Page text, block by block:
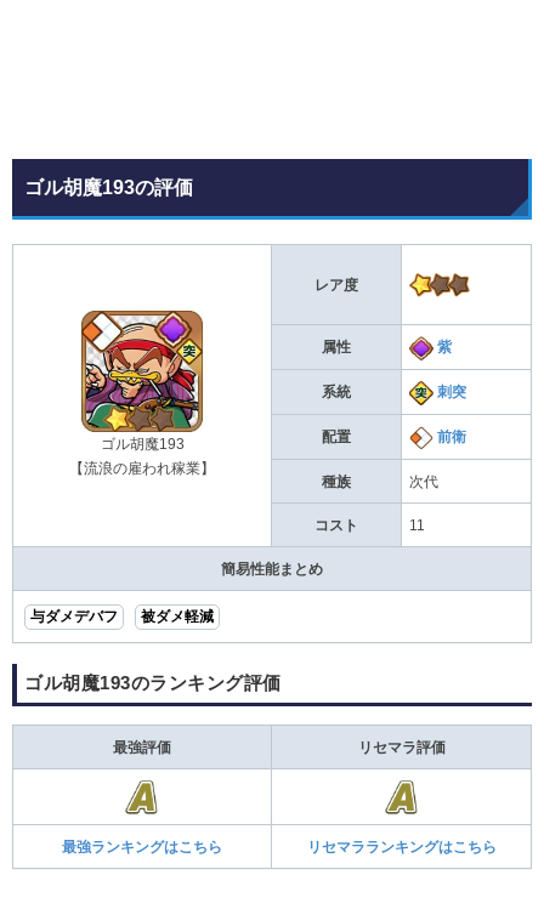
ゴル胡魔193の評価
ゴル胡魔193
【流浪の雇われ稼業】
レア度
属性 紫
系統 刺突
配置 前衛
種族 次代
コスト 11
簡易性能まとめ
与ダメデバフ 被ダメ軽減
ゴル胡魔193のランキング評価
最強評価 リセマラ評価
最強ランキングはこちら リセマラランキングはこちら